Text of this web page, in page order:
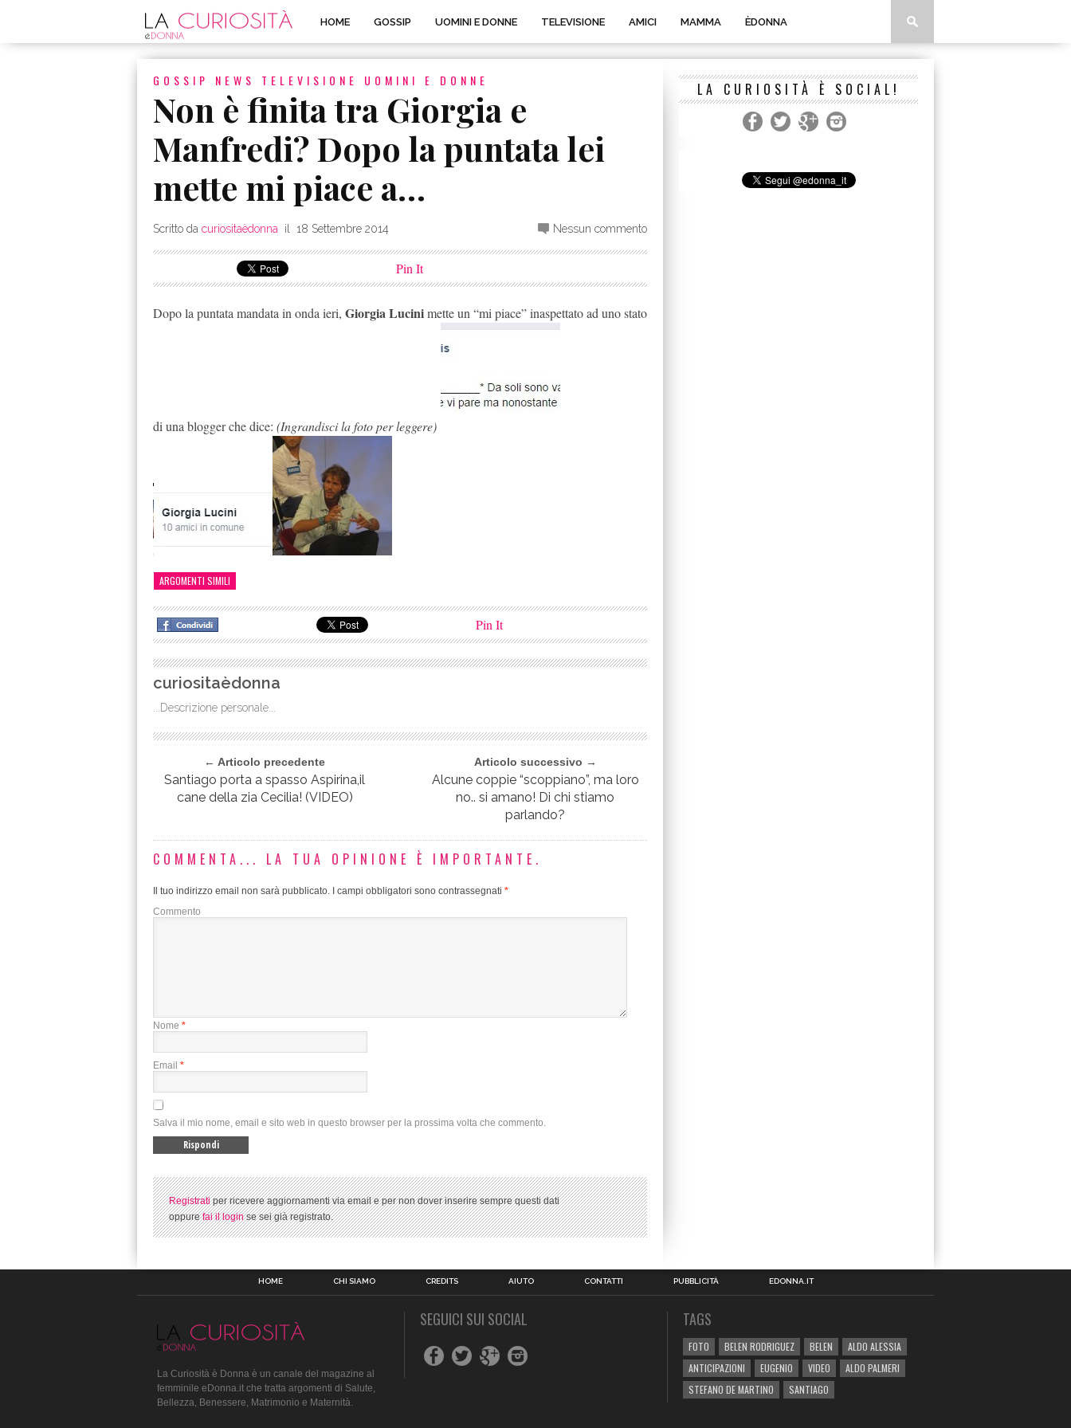
HOME GOSSIP UOMINI E DONNE TELEVISIONE AMICI MAMMA ÈDONNA
GOSSIP NEWS TELEVISIONE UOMINI E DONNE
Non è finita tra Giorgia e
Manfredi? Dopo la puntata lei
mette mi piace a…
Scritto da curiositaèdonna il 18 Settembre 2014 Nessun commento
Pin It
Dopo la puntata mandata in onda ieri, Giorgia Lucinimette un “mi piace” inaspettato ad uno stato
di una blogger che dice: (Ingrandisci la foto per leggere)
ARGOMENTI SIMILI
Pin It
curiositaèdonna
...Descrizione personale...
← Articolo precedente
Santiago porta a spasso Aspirina,il
cane della zia Cecilia! (VIDEO)
Articolo successivo →
Alcune coppie “scoppiano”, ma loro
no.. si amano! Di chi stiamo
parlando?
COMMENTA... LA TUA OPINIONE È IMPORTANTE.
Il tuo indirizzo email non sarà pubblicato. I campi obbligatori sono contrassegnati *
Commento
Nome *
Email *
Salva il mio nome, email e sito web in questo browser per la prossima volta che commento.
Registratiper ricevere aggiornamenti via email e per non dover inserire sempre questi dati
oppurefai il loginse sei già registrato.
LA CURIOSITÀ È SOCIAL!
HOME CHI SIAMO CREDITS AIUTO CONTATTI PUBBLICITÀ EDONNA.IT
La Curiosità è Donna è un canale del magazine al
femminile eDonna.it che tratta argomenti di Salute,
Bellezza, Benessere, Matrimonio e Maternità.
SEGUICI SUI SOCIAL TAGS
FOTO BELEN RODRIGUEZ BELEN
ALDO ALESSIA
ANTICIPAZIONI
EUGENIO VIDEO
ALDO PALMERI
STEFANO DE MARTINO
SANTIAGO